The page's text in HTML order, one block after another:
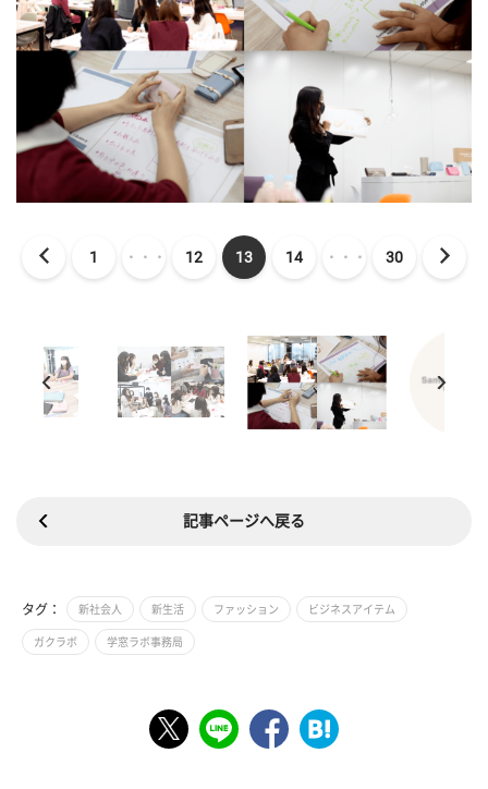
1 ・・・ 12 13 14 ・・・ 30
記事ページへ戻る
タグ： 新社会人 新生活 ファッション ビジネスアイテム
ガクラボ 学窓ラボ事務局